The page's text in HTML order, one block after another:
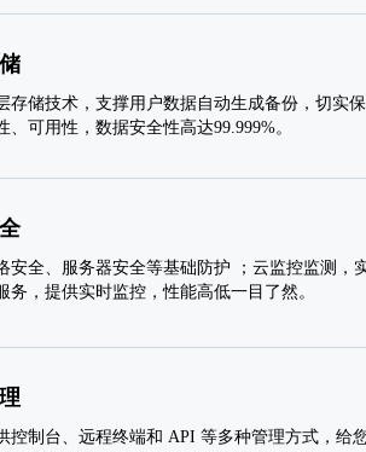
存储技术，支撑用户数据自动生成备份，切实
、可用性，数据安全性高达99.999%。
安全、服务器安全等基础防护 ；云监控监测
务，提供实时监控，性能高低一目了然。
控制台、远程终端和 API 等多种管理方式，给